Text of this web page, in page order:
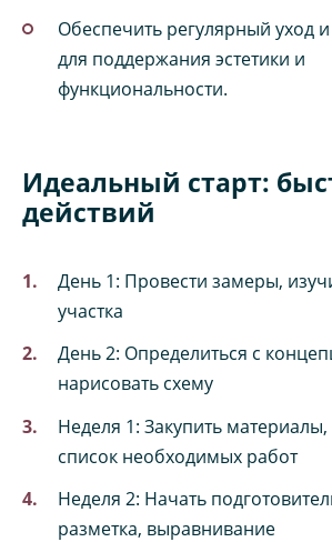
Обеспечить регулярный уход
для поддержания эстетики и
функциональности.
Идеальный старт:
действий
День 1: Провести замеры,
участка
День 2: Определиться с
нарисовать схему
Неделя 1: Закупить материалы,
список необходимых работ
Неделя 2: Начать
разметка, выравнивание